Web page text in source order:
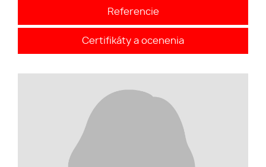
Referencie
Certifikáty a ocenenia